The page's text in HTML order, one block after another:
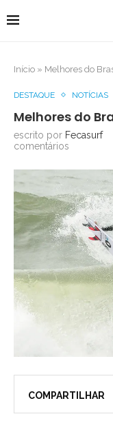
Início » Melhores do
DESTAQUE NOTÍCIAS
Melhores do
escrito por Fecasurf
comentários
COMPARTILHAR